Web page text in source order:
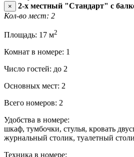
×
2-х местный "Стандарт" с
Кол-во мест: 2
Площадь: 17 м2
Комнат в номере: 1
Число гостей: до 2
Основных мест: 2
Всего номеров: 2
Удобства в номере:
шкаф, тумбочки, стулья, кровать
журнальный столик, туалетный
Техника в номере: